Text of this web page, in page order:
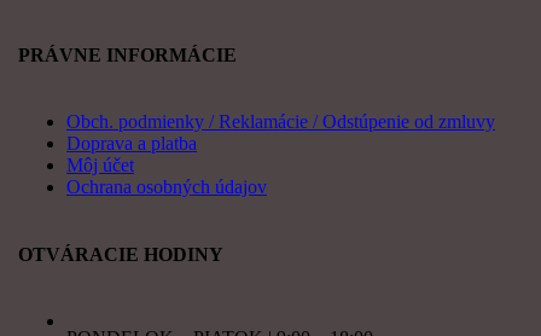
PRÁVNE INFORMÁCIE
Obch. podmienky / Reklamácie / Odstúpenie od zmluvy
Doprava a platba
Môj účet
Ochrana osobných údajov
OTVÁRACIE HODINY